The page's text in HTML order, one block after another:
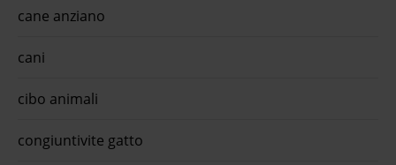
cane anziano
cani
cibo animali
congiuntivite gatto